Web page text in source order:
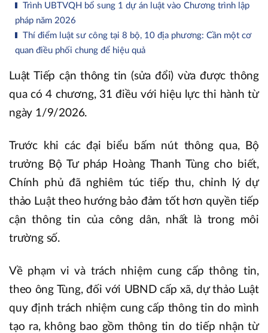
Trình UBTVQH bổ sung 1 dự án luật vào Chương trình lập
pháp năm 2026
Thí điểm luật sư công tại 8 bộ, 10 địa phương: Cần một cơ
quan điều phối chung để hiệu quả
Luật Tiếp cận thông tin (sửa đổi) vừa được thông
qua có 4 chương, 31 điều với hiệu lực thi hành từ
ngày 1/9/2026.
Trước khi các đại biểu bấm nút thông qua, Bộ
trưởng Bộ Tư pháp Hoàng Thanh Tùng cho biết,
Chính phủ đã nghiêm túc tiếp thu, chỉnh lý dự
thảo Luật theo hướng bảo đảm tốt hơn quyền tiếp
cận thông tin của công dân, nhất là trong môi
trường số.
Về phạm vi và trách nhiệm cung cấp thông tin,
theo ông Tùng, đối với UBND cấp xã, dự thảo Luật
quy định trách nhiệm cung cấp thông tin do mình
tạo ra, không bao gồm thông tin do tiếp nhận từ